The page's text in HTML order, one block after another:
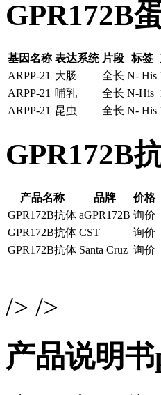
GPR172B
基因名称 表达系统 片段 标签
ARPP-21 大肠 全长 N- His
ARPP-21 哺乳 全长 N-His
ARPP-21 昆虫 全长 N- His
GPR172B
产品名称 品牌
价格
GPR172B抗体 aGPR172B 询价
GPR172B抗体 CST
询价
GPR172B抗体 Santa Cruz 询价
/> />
产品说明